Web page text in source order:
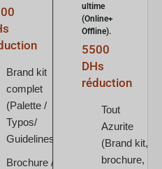
Brand kit
complet
(Palette /
Typos/
Guidelines)
Brochure /
ultime
(Online+
Offline).
5500
DHs
réduction
Tout
Azurite
(Brand kit,
brochure,